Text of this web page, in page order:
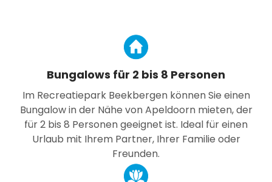
Bungalows für 2 bis 8 Personen
Im Recreatiepark Beekbergen können Sie einen
Bungalow in der Nähe von Apeldoorn mieten, der
für 2 bis 8 Personen geeignet ist. Ideal für einen
Urlaub mit Ihrem Partner, Ihrer Familie oder
Freunden.